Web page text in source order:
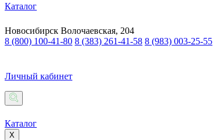
Каталог
Новосибирск Волочаевская, 204
8 (800) 100-41-80 8 (383) 261-41-58 8 (983) 003-25-55
Личный кабинет
Каталог
X